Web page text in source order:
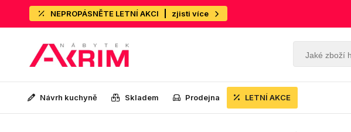
NEPROPÁSNĚTE LETNÍ AKCI zjisti více
Návrh kuchyně Skladem Prodejna LETNÍ AKCE